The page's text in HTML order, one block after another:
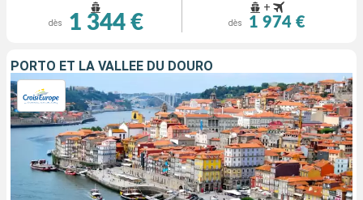
dès 1 344 €
+
dès 1 974 €
PORTO ET LA VALLÉE DU DOURO